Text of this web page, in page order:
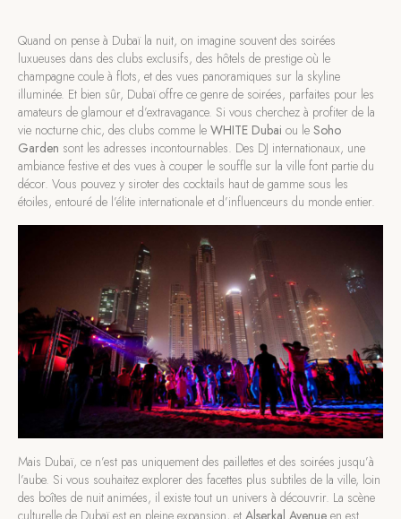
Quand on pense à Dubaï la nuit, on imagine souvent des soirées
luxueuses dans des clubs exclusifs, des hôtels de prestige où le
champagne coule à flots, et des vues panoramiques sur la skyline
illuminée. Et bien sûr, Dubaï offre ce genre de soirées, parfaites pour les
amateurs de glamour et d’extravagance. Si vous cherchez à profiter de la
vie nocturne chic, des clubs comme le WHITE Dubai ou le Soho
Garden sont les adresses incontournables. Des DJ internationaux, une
ambiance festive et des vues à couper le souffle sur la ville font partie du
décor. Vous pouvez y siroter des cocktails haut de gamme sous les
étoiles, entouré de l’élite internationale et d’influenceurs du monde entier.
Mais Dubaï, ce n’est pas uniquement des paillettes et des soirées jusqu’à
l’aube. Si vous souhaitez explorer des facettes plus subtiles de la ville, loin
des boîtes de nuit animées, il existe tout un univers à découvrir. La scène